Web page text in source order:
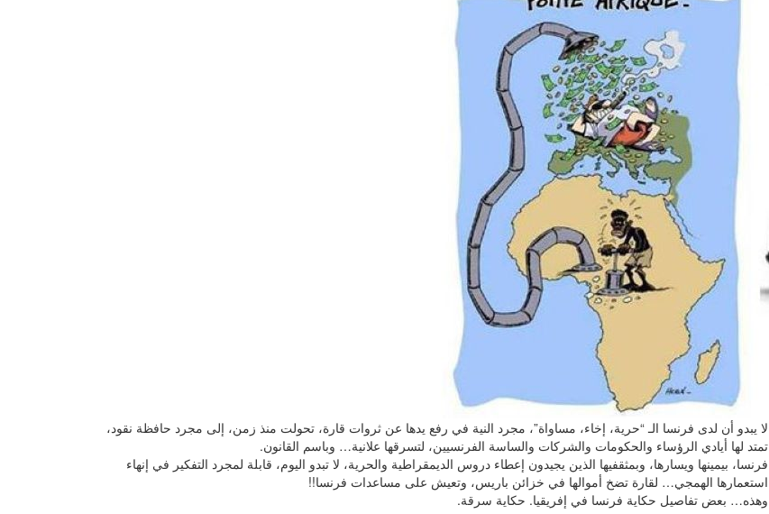
لا يبدو أن لدى فرنسا الـ “حرية، إخاء، مساواة”، مجرد النية في رفع يدها عن ثروات قارة، تحولت منذ زمن، إلى مجرد حافظة نقود،
تمتد لها أيادي الرؤساء والحكومات والشركات والساسة الفرنسيين، لتسرقها علانية… وباسم القانون.
فرنسا، بيمينها ويسارها، وبمثقفيها الذين يجيدون إعطاء دروس الديمقراطية والحرية، لا تبدو اليوم، قابلة لمجرد التفكير في إنهاء
استعمارها الهمجي… لقارة تضخ أموالها في خزائن باريس، وتعيش على مساعدات فرنسا!!
وهذه… بعض تفاصيل حكاية فرنسا في إفريقيا. حكاية سرقة.